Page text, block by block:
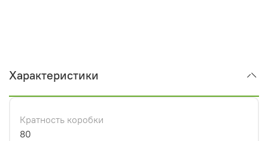
Характеристики
Кратность коробки
80